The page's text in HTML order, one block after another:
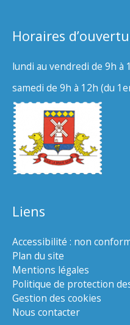
Horaires
lundi au vendredi de 9h à
samedi de 9h à 12h (du
Liens
Accessibilité : non
Plan du site
Mentions légales
Politique de protection
Gestion des cookies
Nous contacter